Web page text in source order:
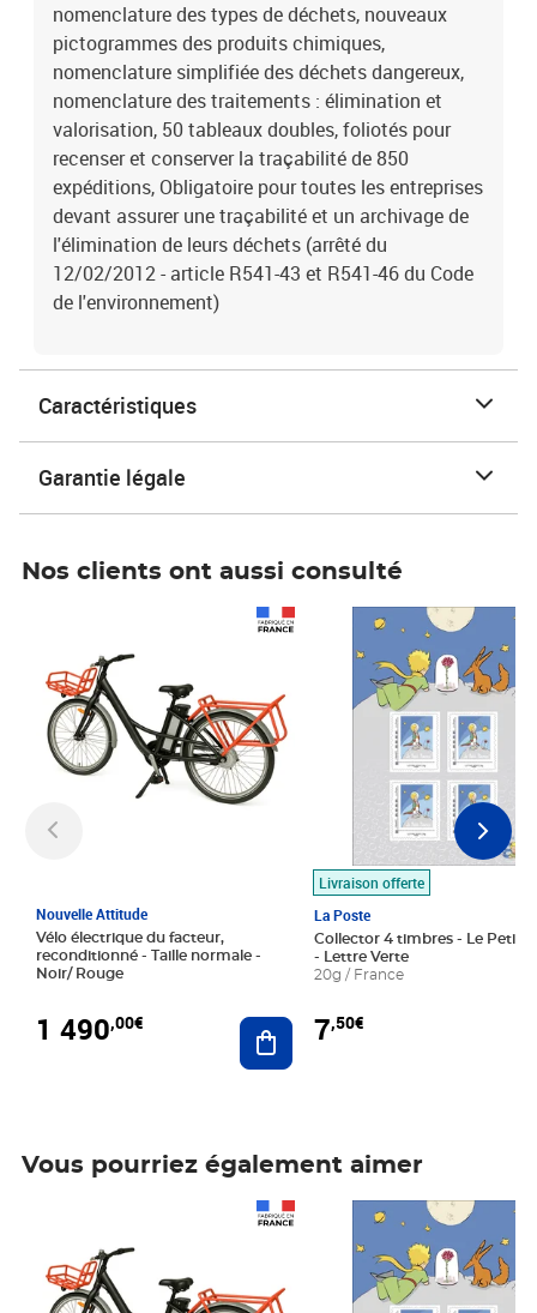
nomenclature des types de déchets, nouveaux
pictogrammes des produits chimiques,
nomenclature simplifiée des déchets dangereux,
nomenclature des traitements : élimination et
valorisation, 50 tableaux doubles, foliotés pour
recenser et conserver la traçabilité de 850
expéditions, Obligatoire pour toutes les entreprises
devant assurer une traçabilité et un archivage de
l'élimination de leurs déchets (arrêté du
12/02/2012 - article R541-43 et R541-46 du Code
de l'environnement)
Caractéristiques
Garantie légale
Nos clients ont aussi consulté
Nouvelle Attitude
Vélo électrique du facteur,
reconditionné - Taille normale -
Noir/ Rouge
1 490,00€ Ajouter au panier
Livraison offerte
La Poste
Collector 4 timbres - Le Petit
- Lettre Verte
20g / France
7,50€
Prix 7,50€
Vous pourriez également aimer
Prix 7,50€